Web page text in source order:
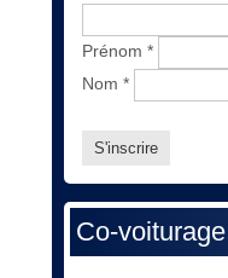
Prénom *
Nom *
Co-voiturage